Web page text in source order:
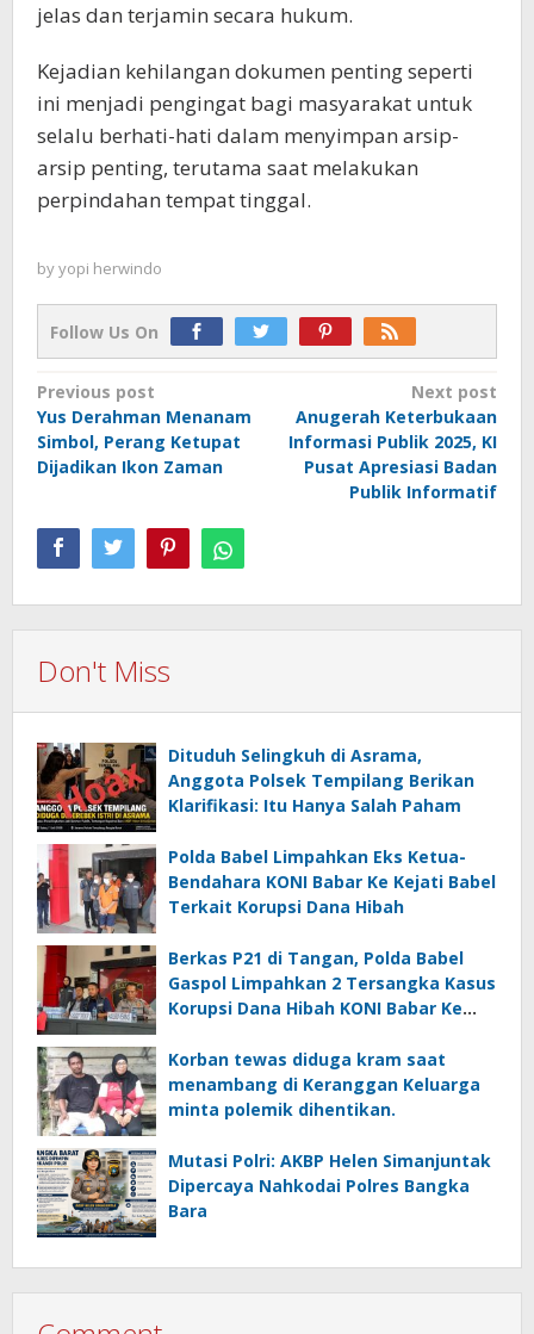
jelas dan terjamin secara hukum.
Kejadian kehilangan dokumen penting seperti
ini menjadi pengingat bagi masyarakat untuk
selalu berhati-hati dalam menyimpan arsip-
arsip penting, terutama saat melakukan
perpindahan tempat tinggal.
byyopi herwindo
Follow Us On
Post
navigation
Previous post
Yus Derahman Menanam
Simbol, Perang Ketupat
Dijadikan Ikon Zaman
Next post
Anugerah Keterbukaan
Informasi Publik 2025, KI
Pusat Apresiasi Badan
Publik Informatif
Don't Miss
Dituduh Selingkuh di Asrama,
Anggota Polsek Tempilang Berikan
Klarifikasi: Itu Hanya Salah Paham
Polda Babel Limpahkan Eks Ketua-
Bendahara KONI Babar Ke Kejati Babel
Terkait Korupsi Dana Hibah
Berkas P21 di Tangan, Polda Babel
Gaspol Limpahkan 2 Tersangka Kasus
Korupsi Dana Hibah KONI Babar Ke
Korban tewas diduga kram saat
menambang di Keranggan Keluarga
minta polemik dihentikan.
Mutasi Polri: AKBP Helen Simanjuntak
Dipercaya Nahkodai Polres Bangka
Bara